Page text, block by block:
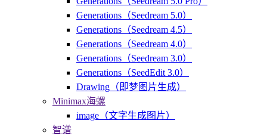
Generations（Seedream 5.0）
Generations（Seedream 4.5）
Generations（Seedream 4.0）
Generations（Seedream 3.0）
Generations（SeedEdit 3.0）
Drawing（即梦图片生成）
Minimax海螺
image（文字生成图片）
智谱